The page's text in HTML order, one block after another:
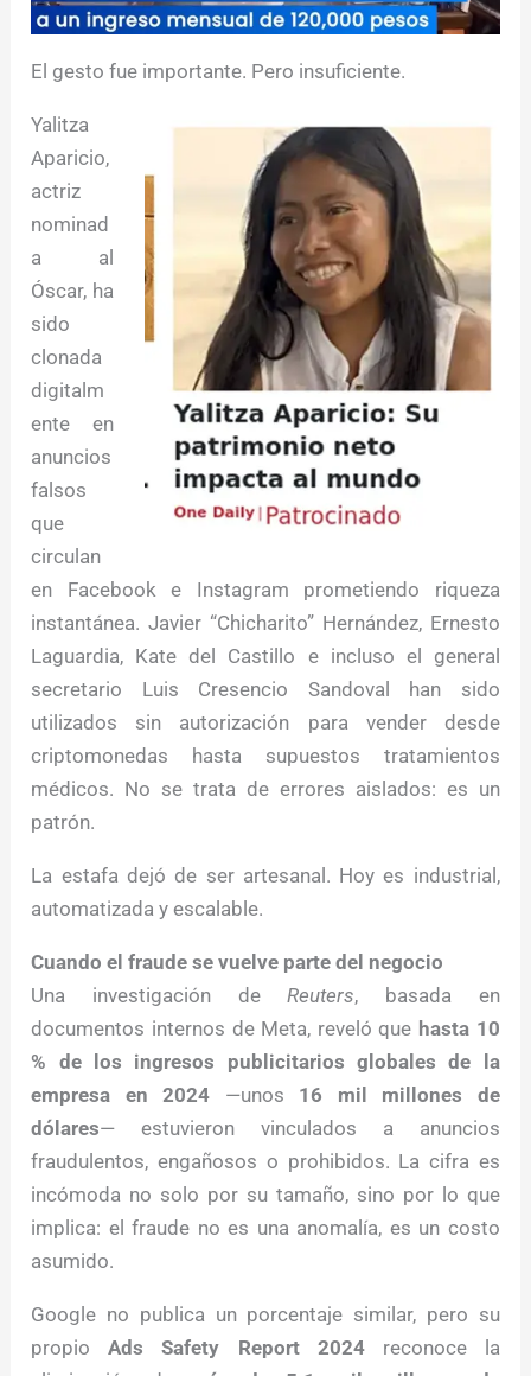
El gesto fue importante. Pero insuficiente.
Yalitza
Aparicio,
actriz
nominad
a al
Óscar, ha
sido
clonada
digitalm
ente en
anuncios
falsos
que
circulan
en Facebook e Instagram prometiendo riqueza
instantánea. Javier “Chicharito” Hernández, Ernesto
Laguardia, Kate del Castillo e incluso el general
secretario Luis Cresencio Sandoval han sido
utilizados sin autorización para vender desde
criptomonedas hasta supuestos tratamientos
médicos. No se trata de errores aislados: es un
patrón.
La estafa dejó de ser artesanal. Hoy es industrial,
automatizada y escalable.
Cuando el fraude se vuelve parte del negocio
Una investigación deReuters, basada en
documentos internos de Meta, reveló que hasta 10
% de los ingresos publicitarios globales de la
empresa en 2024 —unos 16 mil millones de
dólares— estuvieron vinculados a anuncios
fraudulentos, engañosos o prohibidos. La cifra es
incómoda no solo por su tamaño, sino por lo que
implica: el fraude no es una anomalía, es un costo
asumido.
Google no publica un porcentaje similar, pero su
propioAds Safety Report 2024reconoce la